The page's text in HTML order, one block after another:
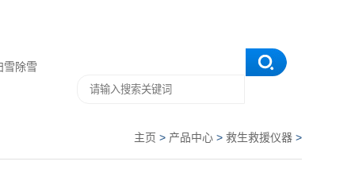
雪除雪
主页 > 产品中心 > 救生救援仪器 >